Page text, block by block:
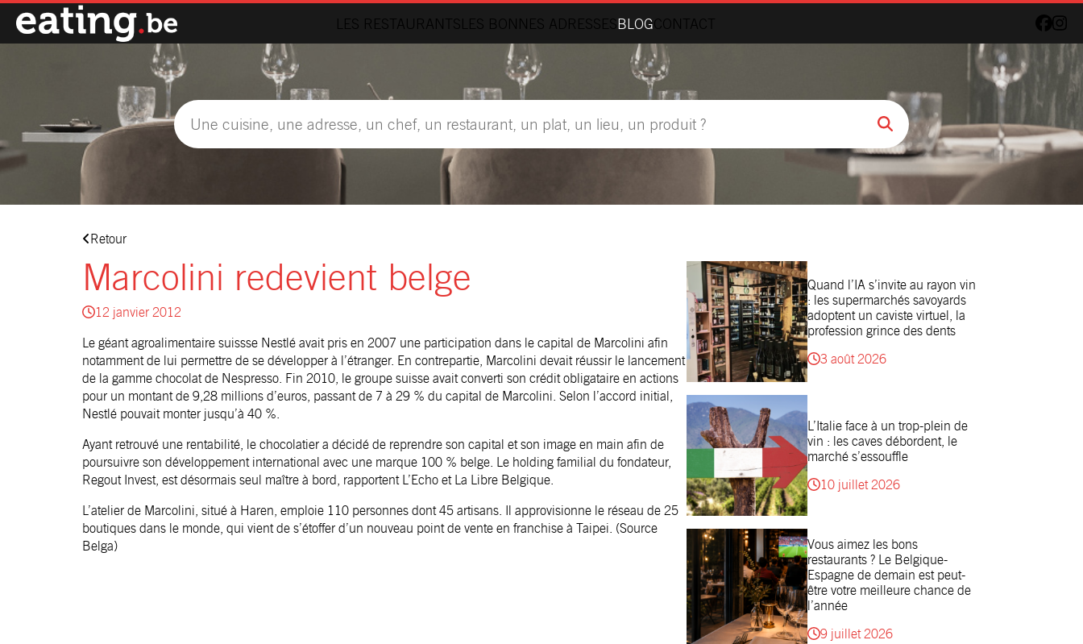
LES RESTAURANTSLES BONNES ADRESSESBLOGCONTACT
Retour
Marcolini redevient belge
12 janvier 2012
Le géant agroalimentaire suissse Nestlé avait pris en 2007 une participation dans le capital de Marcolini afin
notamment de lui permettre de se développer à l’étranger. En contrepartie, Marcolini devait réussir le lancement
de la gamme chocolat de Nespresso. Fin 2010, le groupe suisse avait converti son crédit obligataire en actions
pour un montant de 9,28 millions d’euros, passant de 7 à 29 % du capital de Marcolini. Selon l’accord initial,
Nestlé pouvait monter jusqu’à 40 %.
Ayant retrouvé une rentabilité, le chocolatier a décidé de reprendre son capital et son image en main afin de
poursuivre son développement international avec une marque 100 % belge. Le holding familial du fondateur,
Regout Invest, est désormais seul maître à bord, rapportent L’Echo et La Libre Belgique.
L’atelier de Marcolini, situé à Haren, emploie 110 personnes dont 45 artisans. Il approvisionne le réseau de 25
boutiques dans le monde, qui vient de s’étoffer d’un nouveau point de vente en franchise à Taipei. (Source
Belga)
Quand l’IA s’invite au rayon vin
: les supermarchés savoyards
adoptent un caviste virtuel, la
profession grince des dents
3 août 2026
L’Italie face à un trop-plein de
vin : les caves débordent, le
marché s’essouffle
10 juillet 2026
Vous aimez les bons
restaurants ? Le Belgique-
Espagne de demain est peut-
être votre meilleure chance de
l’année
9 juillet 2026